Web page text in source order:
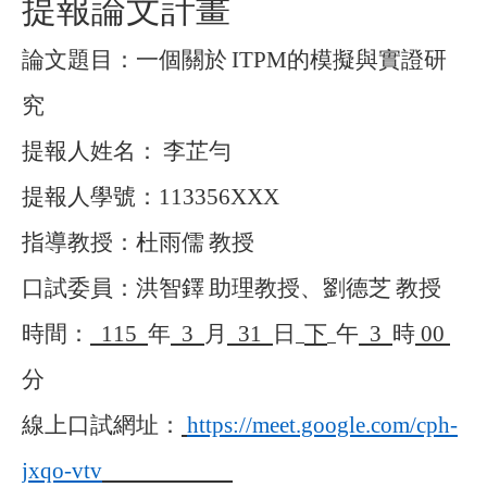
提報論文計畫
論文題目：一個關於 ITPM的模擬與實證研
究
提報人姓名： 李芷勻
提報人學號： 113356XXX
指導教授：杜雨儒 教授
口試委員：洪智鐸助理教授、劉德芝教授
時間：
115 年 3 月 31 日 下 午 3 時 00
分
線上口試網址： https://meet.google.com/cph-
jxqo-vtv